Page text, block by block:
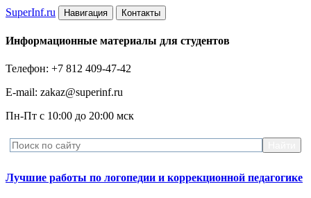
SuperInf.ru Навигация Контакты
Информационные материалы для студентов
Телефон: +7 812 409-47-42
E-mail: zakaz@superinf.ru
Пн-Пт с 10:00 до 20:00 мск
Лучшие работы по логопедии и коррекционной педагогике